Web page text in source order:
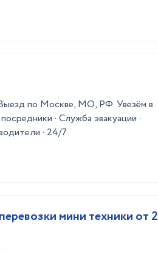
по Москве, МО, РФ. Увезём в
· Служба эвакуации ·
· 24/7
мини техники от 2